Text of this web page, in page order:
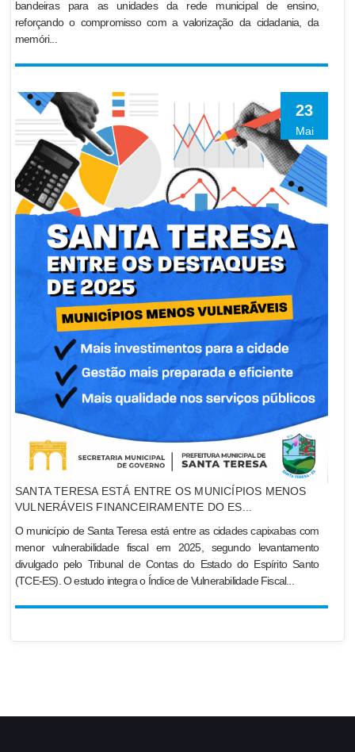
bandeiras para as unidades da rede municipal de ensino,
reforçando o compromisso com a valorização da cidadania, da
memóri...
23
Mai
SANTA TERESA ESTÁ ENTRE OS MUNICÍPIOS MENOS
VULNERÁVEIS FINANCEIRAMENTE DO ES...
O município de Santa Teresa está entre as cidades capixabas com
menor vulnerabilidade fiscal em 2025, segundo levantamento
divulgado pelo Tribunal de Contas do Estado do Espírito Santo
(TCE-ES). O estudo integra o Índice de Vulnerabilidade Fiscal...